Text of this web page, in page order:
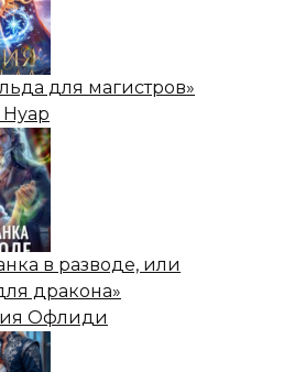
для магистров»
в разводе, или
дракона»
Офлиди